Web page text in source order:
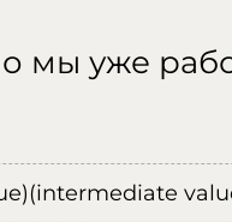
мы уже